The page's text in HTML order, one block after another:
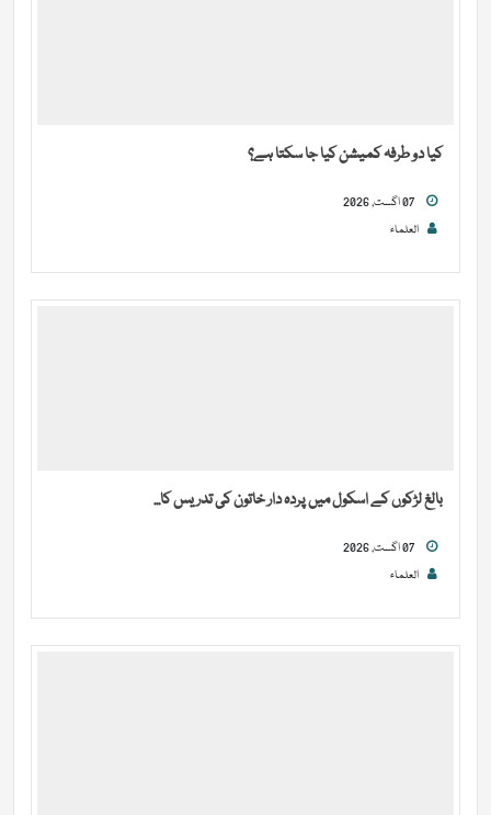
کیا دو طرفہ کمیشن کیا جا سکتا ہے؟
العلماء
بالغ لڑکوں کے اسکول میں پردہ دار خاتون کی تدریس کا...
العلماء